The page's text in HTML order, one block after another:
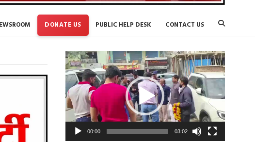
DONATE US PUBLIC HELP DESK CONTACT US
Video
Player
00:00 03:02